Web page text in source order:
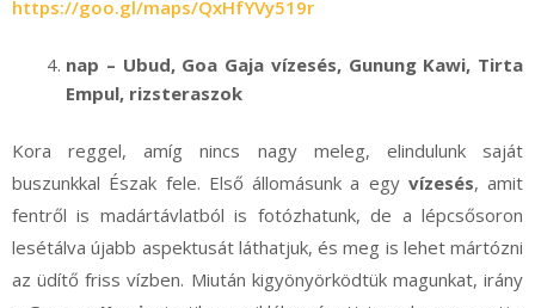
https://goo.gl/maps/QxHfYVy519r
nap – Ubud, Goa Gaja vízesés, Gunung Kawi, Tirta
Empul, rizsteraszok
Kora reggel, amíg nincs nagy meleg, elindulunk saját
buszunkkal Észak fele. Első állomásunk a egy vízesés, amit
fentről is madártávlatból is fotózhatunk, de a lépcsősoron
lesétálva újabb aspektusát láthatjuk, és meg is lehet mártózni
az üdítő friss vízben. Miután kigyönyörködtük magunkat, irány